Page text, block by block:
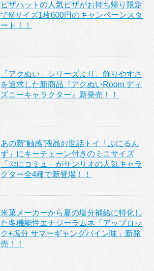
ピザハットの人気ピザがお持ち帰り限定
でMサイズ1枚600円のキャンペーンスタ
ート！！
「アクぬい」シリーズより、飾りやすさ
を追求した新商品『アクぬいRoom ディ
ズニーキャラクター』新発売！！
あの新“触感”液晶お世話トイ「ぷにるん
ず」にキーチェーン付きのミニサイズ
「ぷにコミュ」がサンリオの人気キャラ
クター全4種で新登場！！
米菓メーカーから夏の塩分補給に特化し
た多機能性エナジーラムネ「アップロッ
ク+塩分 サマーギャングパイン味」新発
売！！